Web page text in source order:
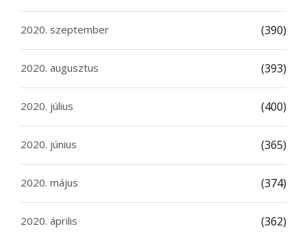
2020. szeptember (390)
2020. augusztus (393)
2020. július (400)
2020. június (365)
2020. május (374)
2020. április (362)